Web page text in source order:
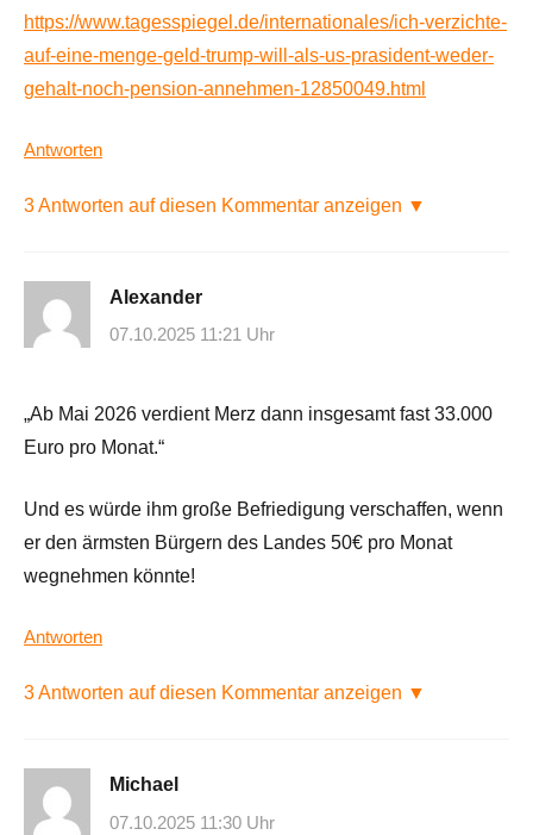
https://www.tagesspiegel.de/internationales/ich-verzichte-
auf-eine-menge-geld-trump-will-als-us-prasident-weder-
gehalt-noch-pension-annehmen-12850049.html
Antworten
3 Antworten auf diesen Kommentar anzeigen ▼
Alexander
07.10.2025 11:21 Uhr
„Ab Mai 2026 verdient Merz dann insgesamt fast 33.000
Euro pro Monat.“
Und es würde ihm große Befriedigung verschaffen, wenn
er den ärmsten Bürgern des Landes 50€ pro Monat
wegnehmen könnte!
Antworten
3 Antworten auf diesen Kommentar anzeigen ▼
Michael
07.10.2025 11:30 Uhr